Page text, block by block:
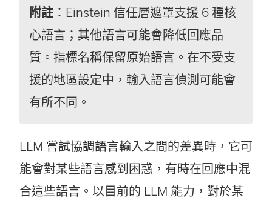
附註 ：Einstein 信任層遮罩支援 6 種核
心語言；其他語言可能會降低回應品
質。指標名稱保留原始語言。在不受支
援的地區設定中，輸入語言偵測可能會
有所不同。
LLM 嘗試協調語言輸入之間的差異時，它可
能會對某些語言感到困惑，有時在回應中混
合這些語言。以目前的 LLM 能力，對於某